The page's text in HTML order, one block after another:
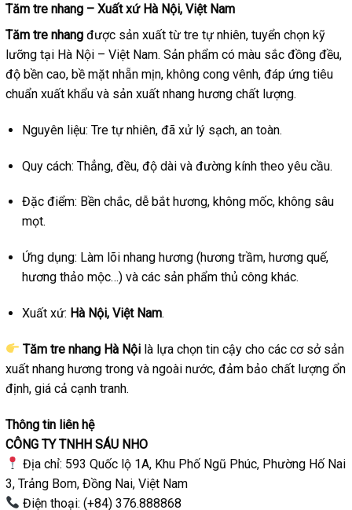
Tăm tre nhang – Xuất xứ Hà Nội, Việt Nam
Tăm tre nhang được sản xuất từ tre tự nhiên, tuyển chọn kỹ
lưỡng tại Hà Nội – Việt Nam. Sản phẩm có màu sắc đồng đều,
độ bền cao, bề mặt nhẵn mịn, không cong vênh, đáp ứng tiêu
chuẩn xuất khẩu và sản xuất nhang hương chất lượng.
Nguyên liệu: Tre tự nhiên, đã xử lý sạch, an toàn.
Quy cách: Thẳng, đều, độ dài và đường kính theo yêu cầu.
Đặc điểm: Bền chắc, dễ bắt hương, không mốc, không sâu
mọt.
Ứng dụng: Làm lõi nhang hương (hương trầm, hương quế,
hương thảo mộc…) và các sản phẩm thủ công khác.
Xuất xứ: Hà Nội, Việt Nam.
Tăm tre nhang Hà Nội là lựa chọn tin cậy cho các cơ sở sản
xuất nhang hương trong và ngoài nước, đảm bảo chất lượng ổn
định, giá cả cạnh tranh.
Thông tin liên hệ
CÔNG TY TNHH SÁU NHO
Địa chỉ: 593 Quốc lộ 1A, Khu Phố Ngũ Phúc, Phường Hố Nai
3, Trảng Bom, Đồng Nai, Việt Nam
Điện thoại: (+84) 376.888868